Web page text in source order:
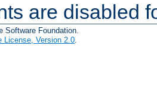
are disabled
Software Foundation.
License, Version 2.0.